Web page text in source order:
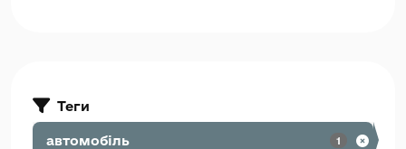
Теги
автомобіль 1